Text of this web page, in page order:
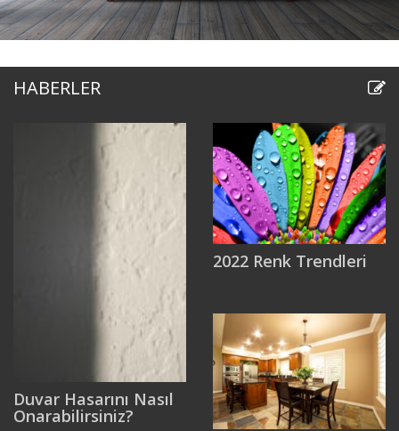
HABERLER
Duvar Hasarını Nasıl
Onarabilirsiniz?
2022 Renk Trendleri